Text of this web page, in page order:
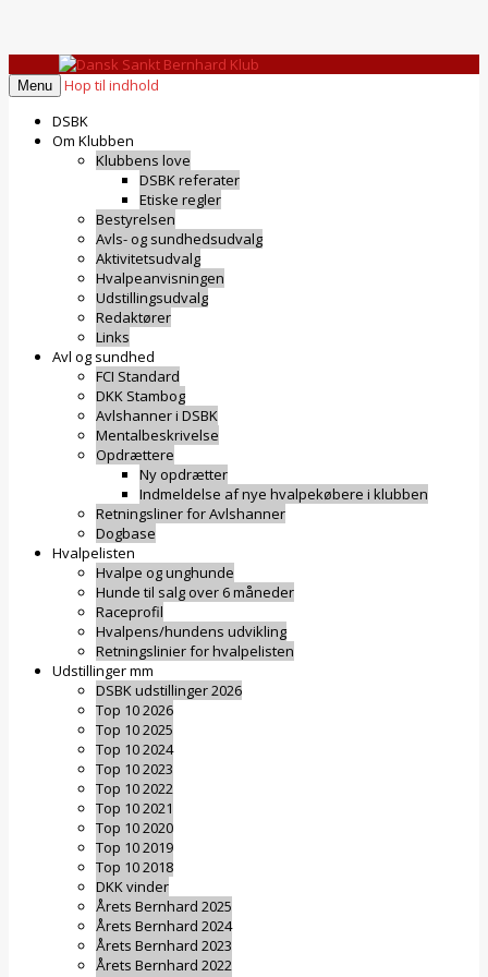
Dansk Sankt Bernhard Klub
Specialklub under DKK
Menu
Hop til indhold
DSBK
Om Klubben
Klubbens love
DSBK referater
Etiske regler
Bestyrelsen
Avls- og sundhedsudvalg
Aktivitetsudvalg
Hvalpeanvisningen
Udstillingsudvalg
Redaktører
Links
Avl og sundhed
FCI Standard
DKK Stambog
Avlshanner i DSBK
Mentalbeskrivelse
Opdrættere
Ny opdrætter
Indmeldelse af nye hvalpekøbere i klubben
Retningsliner for Avlshanner
Dogbase
Hvalpelisten
Hvalpe og unghunde
Hunde til salg over 6 måneder
Raceprofil
Hvalpens/hundens udvikling
Retningslinier for hvalpelisten
Udstillinger mm
DSBK udstillinger 2026
Top 10 2026
Top 10 2025
Top 10 2024
Top 10 2023
Top 10 2022
Top 10 2021
Top 10 2020
Top 10 2019
Top 10 2018
DKK vinder
Årets Bernhard 2025
Årets Bernhard 2024
Årets Bernhard 2023
Årets Bernhard 2022